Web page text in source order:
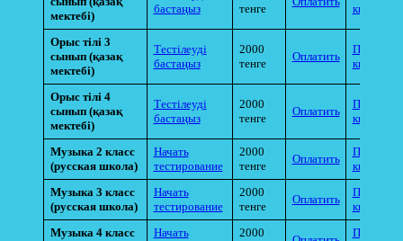
мектебі)
бастаңыз
тенге
Орыс тілі 3
сынып (қазақ
мектебі)
Тестілеуді
бастаңыз
2000
тенге
Оплатить
Орыс тілі 4
сынып (қазақ
мектебі)
Тестілеуді
бастаңыз
2000
тенге
Оплатить
Музыка 2 класс
(русская школа)
Начать
тестирование
2000
тенге
Оплатить
Музыка 3 класс
(русская школа)
Начать
тестирование
2000
тенге
Оплатить
Музыка 4 класс
Начать
2000